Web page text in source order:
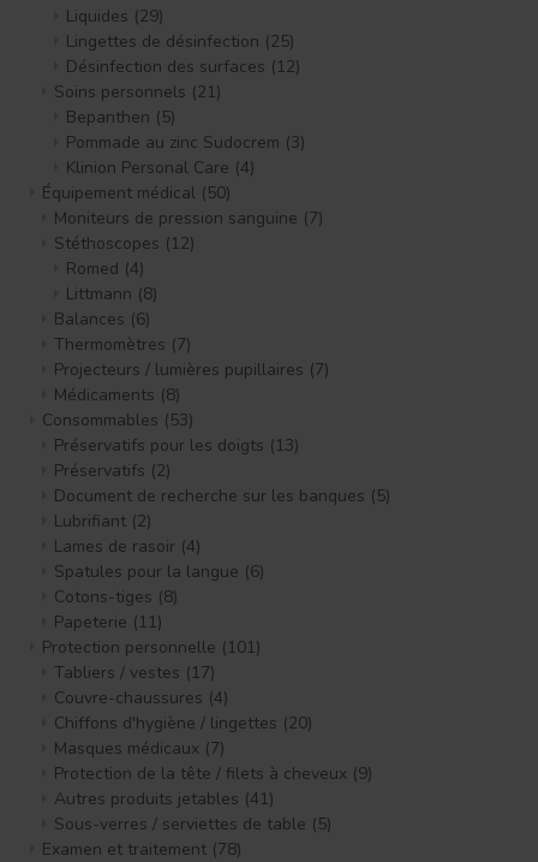
Liquides (29)
Lingettes de désinfection (25)
Désinfection des surfaces (12)
Soins personnels (21)
Bepanthen (5)
Pommade au zinc Sudocrem (3)
Klinion Personal Care (4)
Équipement médical (50)
Moniteurs de pression sanguine (7)
Stéthoscopes (12)
Romed (4)
Littmann (8)
Balances (6)
Thermomètres (7)
Projecteurs / lumières pupillaires (7)
Médicaments (8)
Consommables (53)
Préservatifs pour les doigts (13)
Préservatifs (2)
Document de recherche sur les banques (5)
Lubrifiant (2)
Lames de rasoir (4)
Spatules pour la langue (6)
Cotons-tiges (8)
Papeterie (11)
Protection personnelle (101)
Tabliers / vestes (17)
Couvre-chaussures (4)
Chiffons d'hygiène / lingettes (20)
Masques médicaux (7)
Protection de la tête / filets à cheveux (9)
Autres produits jetables (41)
Sous-verres / serviettes de table (5)
Examen et traitement (78)